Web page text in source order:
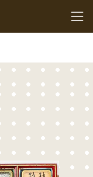
心